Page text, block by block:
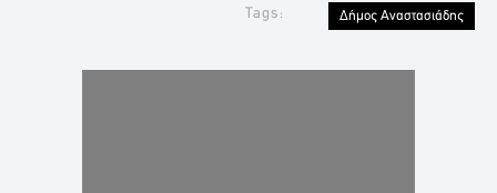
Tags: Δήμος Αναστασιάδης